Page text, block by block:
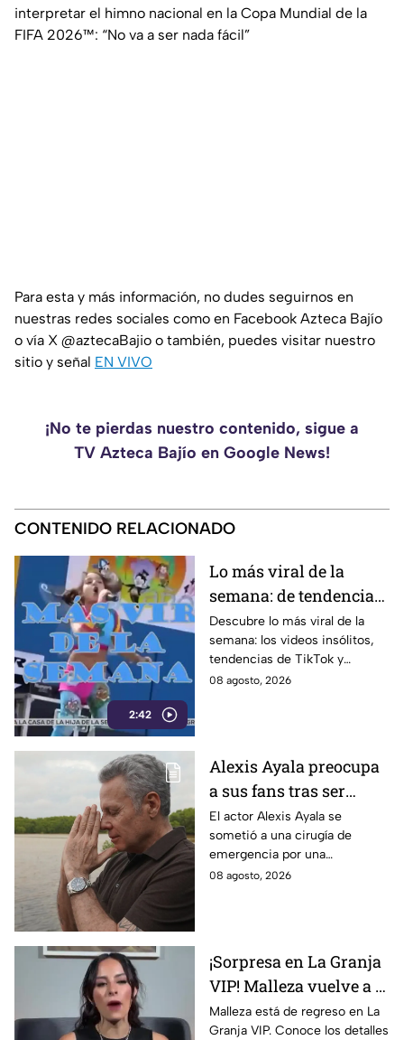
interpretar el himno nacional en la Copa Mundial de la
FIFA 2026™: “No va a ser nada fácil”
Para esta y más información, no dudes seguirnos en
nuestras redes sociales como en Facebook Azteca Bajío
o vía X @aztecaBajio o también, puedes visitar nuestro
sitio y señal EN VIVO
¡No te pierdas nuestro contenido, sigue a
TV Azteca Bajío en Google News!
CONTENIDO RELACIONADO
2:42
Lo más viral de la
semana: de tendencias
en TikTok a momentos
insólitos
Descubre lo más viral de la
semana: los videos insólitos,
tendencias de TikTok y
momentos que se volvieron
08 agosto, 2026
Alexis Ayala preocupa
a sus fans tras ser
sometido a una cirugía
de emergencia ¿Cuál es
su salud?
El actor Alexis Ayala se
sometió a una cirugía de
emergencia por una
complicación de salud.
08 agosto, 2026
¡Sorpresa en La Granja
VIP! Malleza vuelve a la
competencia y sacude
la casa
Malleza está de regreso en La
Granja VIP. Conoce los detalles